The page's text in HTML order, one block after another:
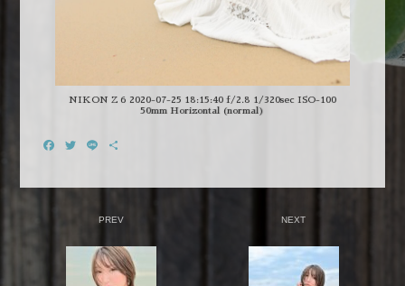
NIKON Z 6 2020-07-25 18:15:40 f/2.8 1/320sec ISO-100
50mm Horizontal (normal)
Facebook
Twitter
Line
PREV NEXT